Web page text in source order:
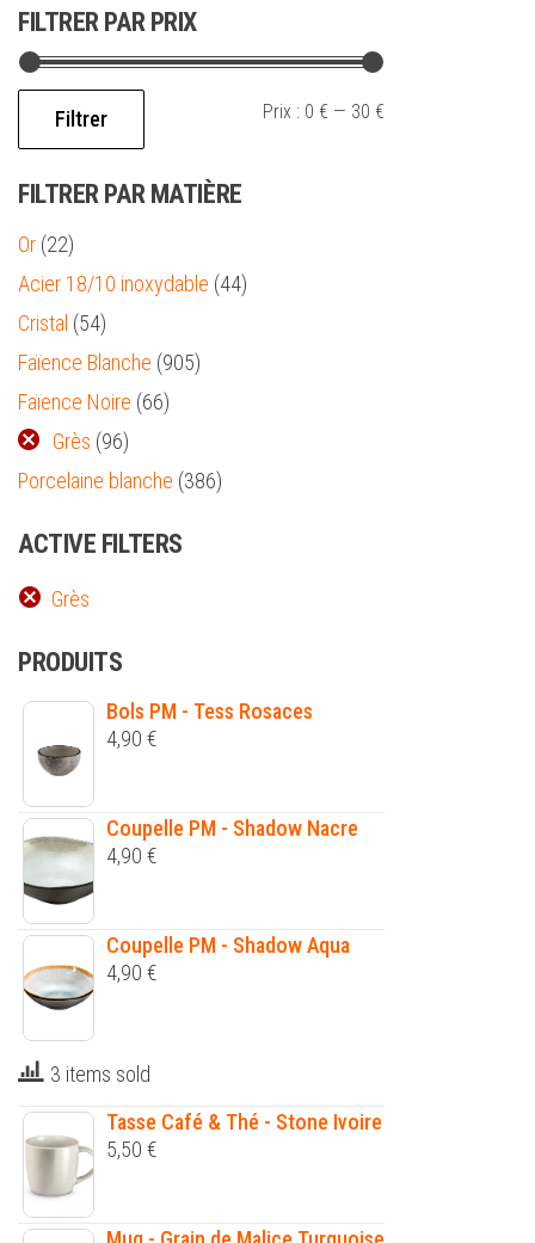
FILTRER PAR PRIX
Filtrer Prix : 0 € — 30 €
FILTRER PAR MATIÈRE
Or (22)
Acier 18/10 inoxydable (44)
Cristal (54)
Faïence Blanche (905)
Faïence Noire (66)
Grès (96)
Porcelaine blanche (386)
ACTIVE FILTERS
Grès
PRODUITS
Bols PM - Tess Rosaces
4,90 €
Coupelle PM - Shadow Nacre
4,90 €
Coupelle PM - Shadow Aqua
4,90 €
3 items sold
Tasse Café & Thé - Stone Ivoire
5,50 €